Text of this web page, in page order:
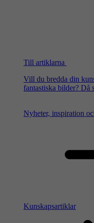
Till artiklarna
Vill du bredda din
fantastiska bilder? Då
Nyheter, inspiration
Kunskapsartiklar